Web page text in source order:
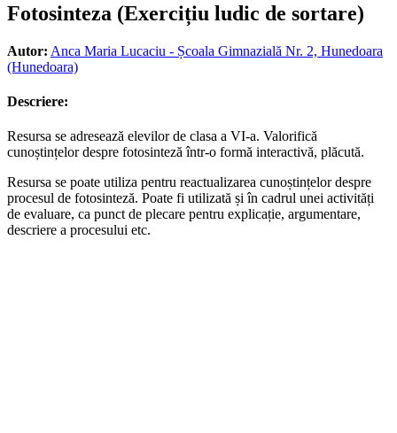
Fotosinteza (Exercițiu ludic de sortare)
Autor: Anca Maria Lucaciu - Școala Gimnazială Nr. 2, Hunedoara
(Hunedoara)
Descriere:
Resursa se adresează elevilor de clasa a VI-a. Valorifică
cunoștințelor despre fotosinteză într-o formă interactivă, plăcută.
Resursa se poate utiliza pentru reactualizarea cunoștințelor despre
procesul de fotosinteză. Poate fi utilizată și în cadrul unei activități
de evaluare, ca punct de plecare pentru explicație, argumentare,
descriere a procesului etc.